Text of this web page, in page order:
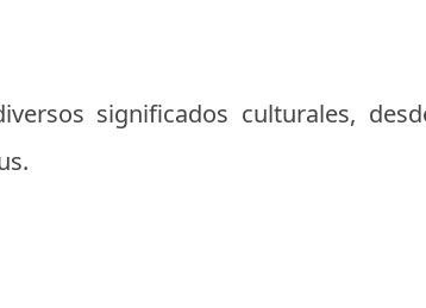
significados culturales,